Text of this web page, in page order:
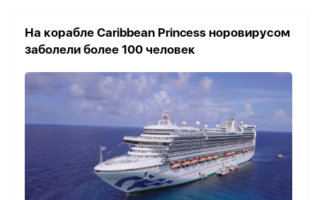
На корабле Caribbean Princess норовирусом
заболели более 100 человек